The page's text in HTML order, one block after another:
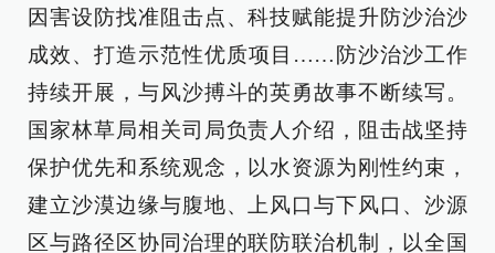
因害设防找准阻击点、科技赋能提升防沙治沙
成效、打造示范性优质项目……防沙治沙工作
持续开展，与风沙搏斗的英勇故事不断续写。
国家林草局相关司局负责人介绍，阻击战坚持
保护优先和系统观念，以水资源为刚性约束，
建立沙漠边缘与腹地、上风口与下风口、沙源
区与路径区协同治理的联防联治机制，以全国